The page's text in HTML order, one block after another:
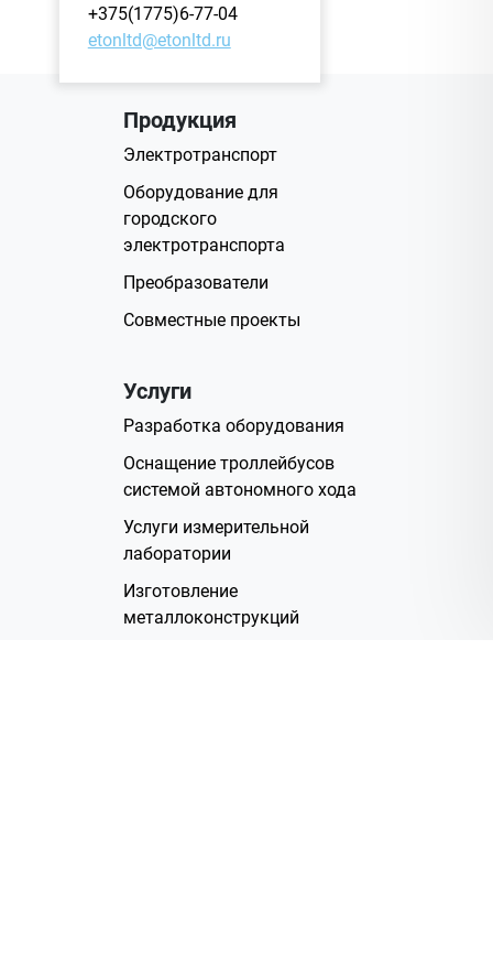
+375(1775)6-77-04
etonltd@etonltd.ru
Продукция
Электротранспорт
Оборудование для
городского
электротранспорта
Преобразователи
Совместные проекты
Услуги
Разработка оборудования
Оснащение троллейбусов
системой автономного хода
Услуги измерительной
лаборатории
Изготовление
металлоконструкций